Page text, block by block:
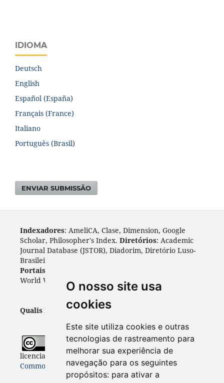
O nosso site usa
cookies
Este site utiliza cookies e outras
tecnologias de rastreamento para
melhorar sua experiência de
navegação para os seguintes
propósitos: para ativar a
IDIOMA
Deutsch
English
Español (España)
Français (France)
Italiano
Português (Brasil)
ENVIAR SUBMISSÃO
Indexadores: AmeliCA, Clase, Dimension, Google
Scholar, Philosopher's Index. Diretórios: Academic
Journal Database (JSTOR), Diadorim, Diretório Luso-
Brasileiro, DOAJ, Journal 4 free, ROAD, Socol@ar.
Portais
World Wide Science.
: Cite Factor, OAJI.
Qualis Periódicos - Capes: A1
Todo o conteúdo desta revista está
licenciado sob aLicençaInternacional Creative
Commons 4.0 (CC BY 4.0)